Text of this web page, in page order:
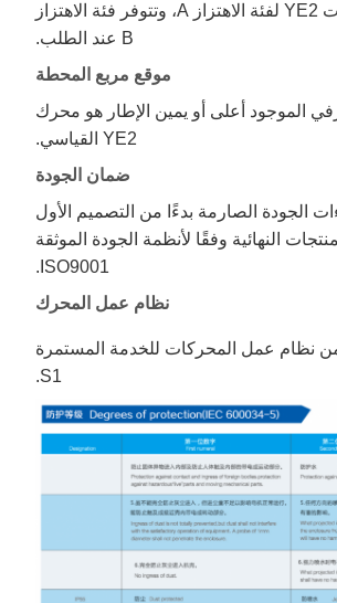
تم تصميم محركات YE2 لفئة الاهتزاز A، وتتوفر فئة الاهتزاز
B عند الطلب.
موقع مربع المحطة
الموجود أعلى أو يمين الإطار هو محرك
YE2 القياسي.
ضمان الجودة
الجودة الصارمة بدءًا من التصميم الأول
النهائية وفقًا لأنظمة الجودة الموثقة
ISO9001.
نظام عمل المحرك
نظام عمل المحركات للخدمة المستمرة
S1.